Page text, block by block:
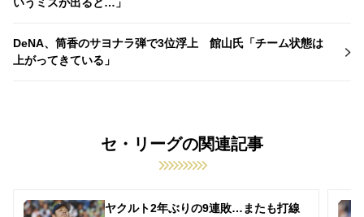
DeNA、筒香のサヨナラ弾で3位浮上 館山氏「チーム状態は
上がってきている」
セ・リーグの関連記事
ヤクルト2年ぶりの9連敗…またも打線